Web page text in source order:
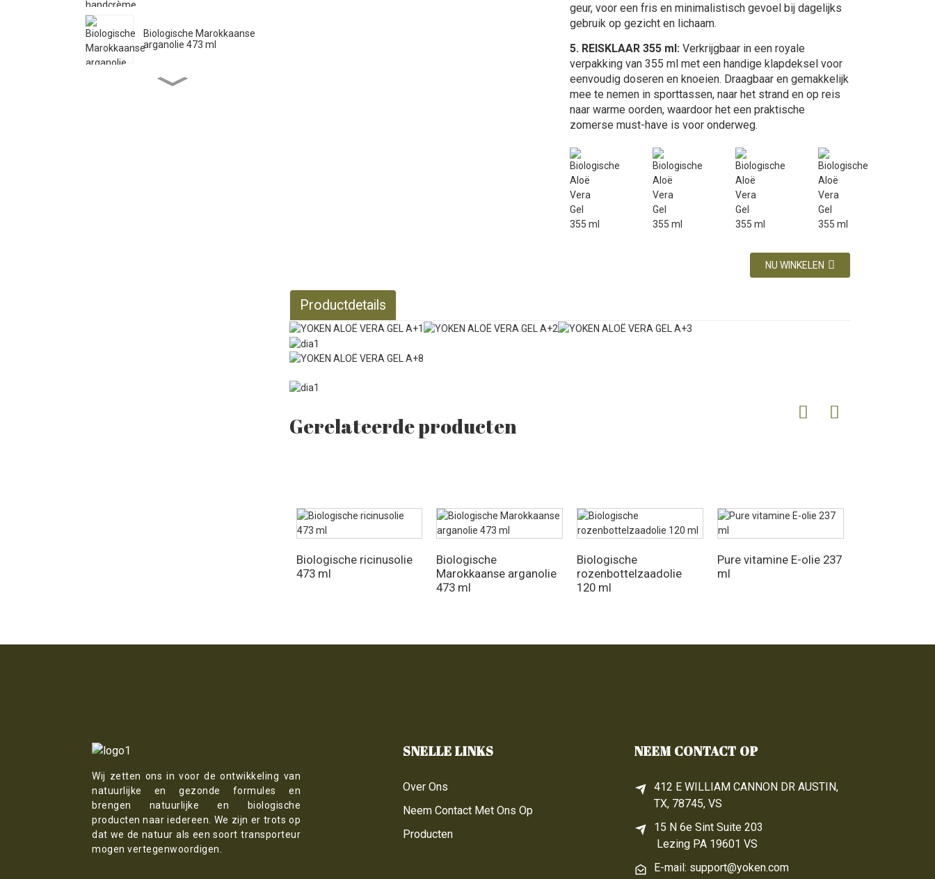
Biologische Marokkaanse
arganolie 473 ml
geur, voor een fris en minimalistisch gevoel bij dagelijks
gebruik op gezicht en lichaam.
5. REISKLAAR 355 ml: Verkrijgbaar in een royale
verpakking van 355 ml met een handige klapdeksel voor
eenvoudig doseren en knoeien. Draagbaar en gemakkelijk
mee te nemen in sporttassen, naar het strand en op reis
naar warme oorden, waardoor het een praktische
zomerse must-have is voor onderweg.
NU WINKELEN
Productdetails
Gerelateerde producten
Biologische ricinusolie
473 ml
Biologische
Marokkaanse arganolie
473 ml
Biologische
rozenbottelzaadolie
120 ml
Pure vitamine E-olie 237
ml
Wij zetten ons in voor de ontwikkeling van
natuurlijke en gezonde formules en
brengen natuurlijke en biologische
producten naar iedereen. We zijn er trots op
dat we de natuur als een soort transporteur
mogen vertegenwoordigen.
SNELLE LINKS
Over Ons
Neem Contact Met Ons Op
Producten
NEEM CONTACT OP
412 E WILLIAM CANNON DR AUSTIN,
TX, 78745, VS
15 N 6e Sint Suite 203
Lezing PA 19601 VS
E-mail: support@yoken.com